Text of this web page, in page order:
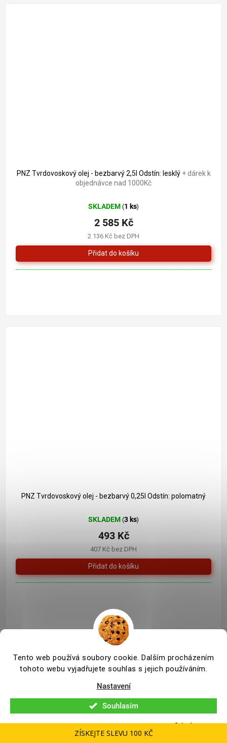
Tento web používá soubory cookie. Dalším procházením
tohoto webu vyjadřujete souhlas s jejich používáním.
Nastavení
Odmítnout
Souhlasím
PNZ Tvrdovoskový olej - bezbarvý 2,5l Odstín: lesklý + dárek k
objednávce nad 1000Kč
SKLADEM (1 ks)
2 136 Kč bez DPH
2 585 Kč
PNZ Tvrdovoskový olej - bezbarvý 0,25l Odstín: polomatný
SKLADEM (3 ks)
407 Kč bez DPH
493 Kč
ZÍSKEJTE SLEVU 100 KČ